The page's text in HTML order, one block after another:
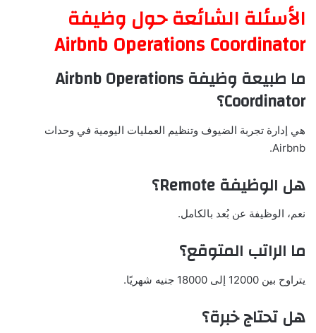
الأسئلة الشائعة حول وظيفة
Airbnb Operations Coordinator
ما طبيعة وظيفة Airbnb Operations
Coordinator؟
هي إدارة تجربة الضيوف وتنظيم العمليات اليومية في وحدات
Airbnb.
هل الوظيفة Remote؟
نعم، الوظيفة عن بُعد بالكامل.
ما الراتب المتوقع؟
يتراوح بين 12000 إلى 18000 جنيه شهريًا.
هل تحتاج خبرة؟